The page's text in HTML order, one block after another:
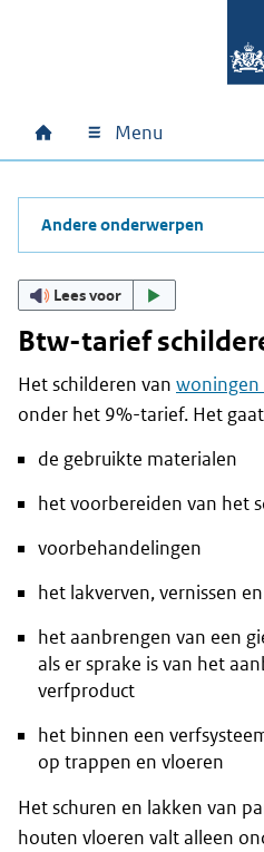
Hoofdnavigatie
Home Menu
Andere onderwerpen
Lees voor
Btw-tarief
Het schilderen van woningen
onder het 9%-tarief. Het
de gebruikte materialen
het voorbereiden van het
voorbehandelingen
het lakverven, vernissen
het aanbrengen van een
als er sprake is van het
verfproduct
het binnen een
op trappen en vloeren
Het schuren en lakken van
houten vloeren valt alleen